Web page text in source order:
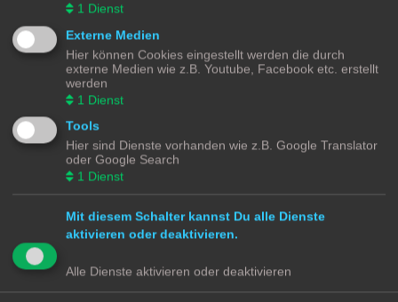
Frage: Wolf Heizung in HA integrieren
Letzter Beitrag von Cyhyryiys«Mi 27. Aug 2025, 17:09
Antworten:45 1
Rating: 13.33%
HomeAssistant ---> System ---> Protokoll
Rasenbewässerung
Letzter Beitrag vonalex.wehner«Fr 27. Jun 2025, 07:16
Antworten:62
Rating: 100%
InverterLife (Tuya) kompatibel?
Letzter Beitrag von DavidWeber« Mo 7. Apr 2025, 10:24
Antworten:
Rating: 13.33%
1 Dienst
Externe Medien
Hier können Cookies eingestellt werden die durch
externe Medien wie z.B. Youtube, Facebook etc. erstellt
werden
1 Dienst
Tools
Hier sind Dienste vorhanden wie z.B. Google Translator
oder Google Search
1 Dienst
Mit diesem Schalter kannst Du alle Dienste
aktivieren oder deaktivieren.
Alle Dienste aktivieren oder deaktivieren